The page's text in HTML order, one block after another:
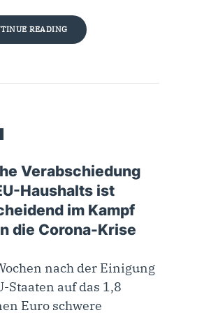
READING
Verabschiedung
Haushalts ist
im Kampf
die Corona-Krise
nach der Einigung
Staaten auf das 1,8
Euro schwere